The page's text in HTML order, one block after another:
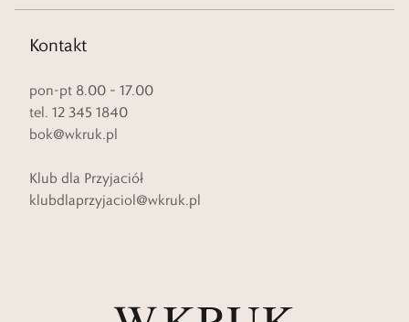
Kontakt
pon-pt 8.00 – 17.00
tel. 12 345 1840
bok@wkruk.pl
Klub dla Przyjaciół
klubdlaprzyjaciol@wkruk.pl